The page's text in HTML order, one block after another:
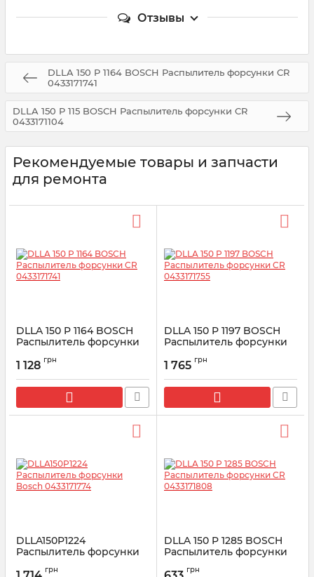
Отзывы
DLLA 150 P 1164 BOSCH Распылитель форсунки CR
0433171741
DLLA 150 P 115 BOSCH Распылитель форсунки CR
0433171104
Рекомендуемые товары и запчасти
для ремонта
DLLA 150 P 1164 BOSCH
Распылитель форсунки
Артикул:
1 128 грн
DLLA 150 P 1197 BOSCH
Распылитель форсунки
Артикул:
1 765 грн
DLLA150P1224
Распылитель форсунки
грн
DLLA 150 P 1285 BOSCH
Распылитель форсунки
грн